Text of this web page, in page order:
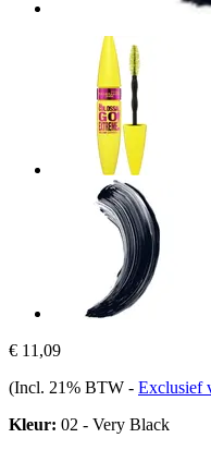
€ 11,09
(Incl. 21% BTW - Exclusief
Kleur: 02 - Very Black